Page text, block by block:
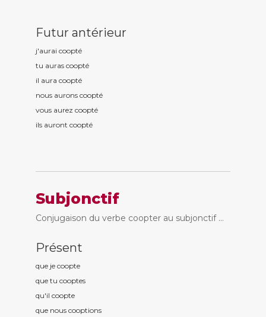
Futur antérieur
j'aurai coopté
tu auras coopté
il aura coopté
nous aurons coopté
vous aurez coopté
ils auront coopté
Subjonctif
Conjugaison du verbe coopter au subjonctif ...
Présent
que je coopte
que tu cooptes
qu'il coopte
que nous cooptions